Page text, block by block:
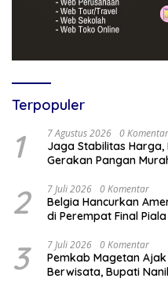
Terpopuler
1 7 Agustus 2026 0 Komentar
Jaga Stabilitas Harga,
Gerakan Pangan
2 7 Juli 2026 0 Komentar
Belgia Hancurkan
di Perempat Final
3 7 Juli 2026 0 Komentar
Pemkab Magetan
Berwisata, Bupati